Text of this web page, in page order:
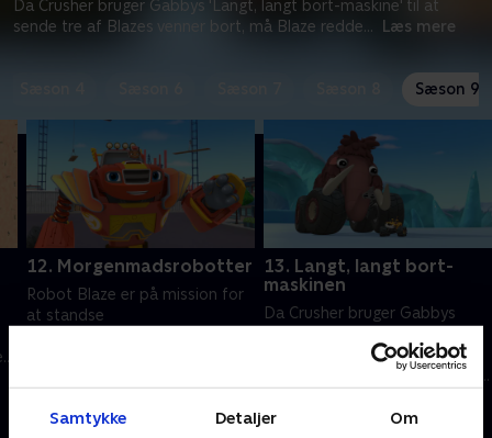
Samtykke Detaljer Om
Da Crusher bruger Gabbys 'Langt, langt bort-maskine' til at
sende tre af Blazes venner bort, må Blaze redde... Læs mere
Sæson 9
12. Morgenmadsrobotter
Robot Blaze er på mission for
at standse
13. juni 2026 • 21 min
13. Langt, langt bort-
maskinen
Da Crusher bruger Gabbys
at sende tre af Blazes venner
bort, må Blaze redde dem fra
middelalderen.